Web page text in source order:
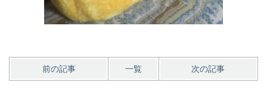
前の記事 一覧 次の記事